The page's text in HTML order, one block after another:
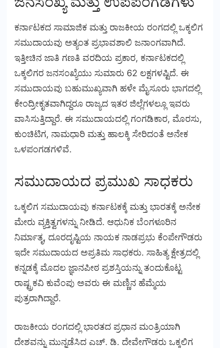
ಕರ್ನಾಟಕದ ಸಾಮಾಜಿಕ ಮತ್ತು ರಾಜಕೀಯ ರಂಗದಲ್ಲಿ ಒಕ್ಕಲಿಗ
ಸಮುದಾಯವು ಅತ್ಯಂತ ಪ್ರಭಾವಶಾಲಿ ಜನಾಂಗವಾಗಿದೆ.
ಇತ್ತೀಚಿನ ಜಾತಿ ಗಣತಿ ವರದಿಯ ಪ್ರಕಾರ, ಕರ್ನಾಟಕದಲ್ಲಿ
ಒಕ್ಕಲಿಗರ ಜನಸಂಖ್ಯೆಯು ಸುಮಾರು 62 ಲಕ್ಷಗಳಷ್ಟಿದೆ. ಈ
ಸಮುದಾಯವು ಬಹುಮುಖ್ಯವಾಗಿ ಹಳೇ ಮೈಸೂರು ಭಾಗದಲ್ಲಿ
ಕೇಂದ್ರೀಕೃತವಾಗಿದ್ದರೂ ರಾಜ್ಯದ ಇತರ ಜಿಲ್ಲೆಗಳಲ್ಲೂ ಇವರು
ವಾಸಿಸುತ್ತಿದ್ದಾರೆ. ಈ ಸಮುದಾಯದಲ್ಲಿ ಗಂಗಡಿಕಾರ, ಮೊರಸು,
ಕುಂಚಿಟಿಗ, ನಾಮಧಾರಿ ಮತ್ತು ಹಾಲಕ್ಕಿ ಸೇರಿದಂತೆ ಅನೇಕ
ಒಳಪಂಗಡಗಳಿವೆ.
ಸಮುದಾಯದ ಪ್ರಮುಖ ಸಾಧಕರು
ಒಕ್ಕಲಿಗ ಸಮುದಾಯವು ಕರ್ನಾಟಕಕ್ಕೆ ಮತ್ತು ಭಾರತಕ್ಕೆ ಅನೇಕ
ಮೇರು ವ್ಯಕ್ತಿತ್ವಗಳನ್ನು ನೀಡಿದೆ. ಆಧುನಿಕ ಬೆಂಗಳೂರಿನ
ನಿರ್ಮಾತೃ, ದೂರದೃಷ್ಟಿಯ ನಾಯಕ ನಾಡಪ್ರಭು ಕೆಂಪೇಗೌಡರು
ಇದೇ ಸಮುದಾಯದ ಅಪ್ರತಿಮ ಸಾಧಕರು. ಸಾಹಿತ್ಯ ಕ್ಷೇತ್ರದಲ್ಲಿ
ಕನ್ನಡಕ್ಕೆ ಮೊದಲ ಜ್ಞಾನಪೀಠ ಪ್ರಶಸ್ತಿಯನ್ನು ತಂದುಕೊಟ್ಟ
ರಾಷ್ಟ್ರಕವಿ ಕುವೆಂಪು ಅವರು ಈ ಮಣ್ಣಿನ ಹೆಮ್ಮೆಯ
ಪುತ್ರರಾಗಿದ್ದಾರೆ.
ರಾಜಕೀಯ ರಂಗದಲ್ಲಿ ಭಾರತದ ಪ್ರಧಾನ ಮಂತ್ರಿಯಾಗಿ
ದೇಶವನ್ನು ಮುನ್ನಡೆಸಿದ ಎಚ್. ಡಿ. ದೇವೇಗೌಡರು ಒಕ್ಕಲಿಗ